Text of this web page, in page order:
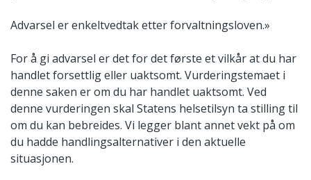
Advarsel er enkeltvedtak etter forvaltningsloven.»
For å gi advarsel er det for det første et vilkår at du har
handlet forsettlig eller uaktsomt. Vurderingstemaet i
denne saken er om du har handlet uaktsomt. Ved
denne vurderingen skal Statens helsetilsyn ta stilling til
om du kan bebreides. Vi legger blant annet vekt på om
du hadde handlingsalternativer i den aktuelle
situasjonen.